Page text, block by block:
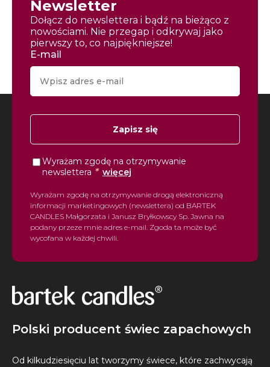
Newsletter
Dołącz do newslettera i bądź na bieżąco z
nowościami. Nie przegap i odkrywaj jako
pierwszy to, co najpiękniejsze!
E-mail
Zapisz się
Wyrażam zgodę na otrzymywanie
newslettera * więcej
Wyrażam zgodę na otrzymywanie drogą elektroniczną
informacji marketingowych (newslettera) od BARTEK
CANDLES Małgorzata i Janusz Bryłkowscy Sp. Jawna na
podany przeze mnie adres e-mail. Zgoda ta może być
wycofana w każdej chwili.
Polski producent świec zapachowych
Od kilkudziesięciu lat tworzymy świece, które zachwycają